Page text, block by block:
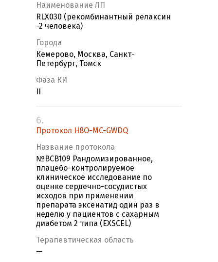
Наименование ЛП
RLX030 (рекомбинантный релаксин
-2 человека)
Города
Кемерово, Москва, Санкт-
Петербург, Томск
Фаза КИ
6.
Протокол H8O-MC-GWDQ
Название протокола
№BCB109 Рандомизированное,
плацебо-контролируемое
клиническое исследование по
оценке сердечно-сосудистых
исходов при применении
препарата эксенатид один раз в
неделю у пациентов с сахарным
диабетом 2 типа (EXSCEL)
Терапевтическая область
—